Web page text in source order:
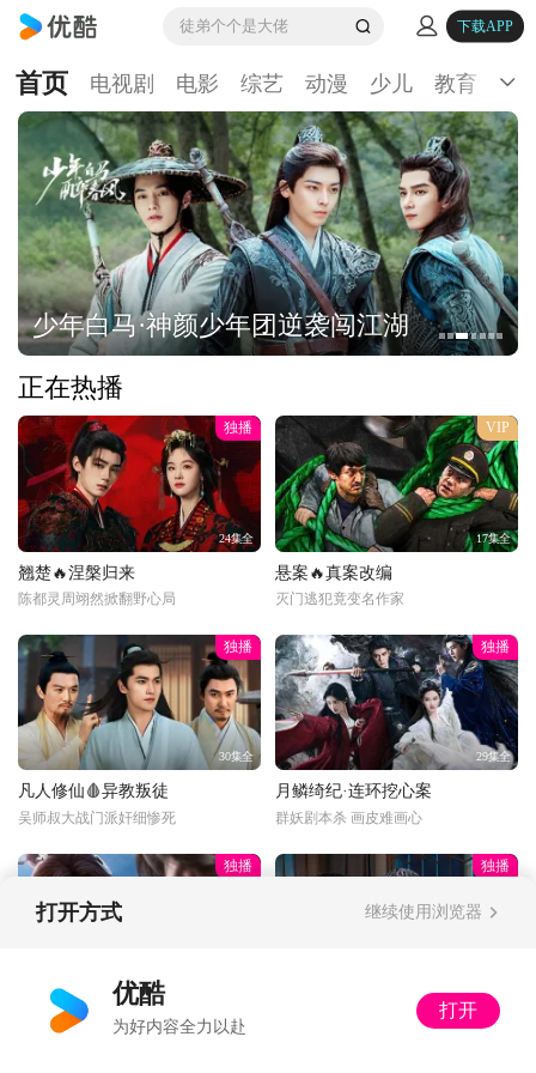
徒弟个个是大佬 下载APP
首页 电视剧 电影 综艺 动漫 少儿 教育 生
少年白马·神颜少年团逆袭闯江湖
正在热播
独播
24集全
翘楚🔥涅槃归来
陈都灵周翊然掀翻野心局
VIP
17集全
悬案🔥真案改编
灭门逃犯竟变名作家
独播
30集全
凡人修仙🩸异教叛徒
吴师叔大战门派奸细惨死
独播
29集全
月鳞绮纪·连环挖心案
群妖剧本杀 画皮难画心
独播
光阴之外💰富婆打赏
丁雪：多了收着，姐不差钱
独播
以法之名🔍暂停离职
打开方式 继续使用浏览器
优酷
为好内容全力以赴
打开